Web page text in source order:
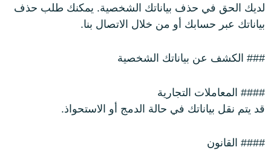
لديك الحق في حذف بياناتك الشخصية. يمكنك طلب حذف
بياناتك عبر حسابك أو من خلال الاتصال بنا.
### الكشف عن بياناتك الشخصية
#### المعاملات التجارية
قد يتم نقل بياناتك في حالة الدمج أو الاستحواذ.
#### القانون